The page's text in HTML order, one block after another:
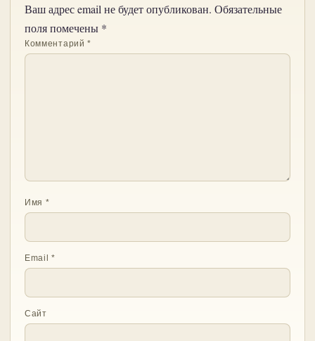
Ваш адрес email не будет опубликован. Обязательные
поля помечены *
Комментарий*
Имя *
Email*
Сайт